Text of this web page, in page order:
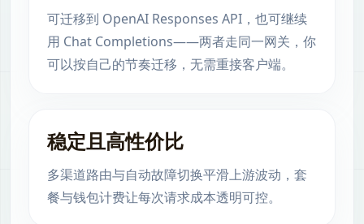
可迁移到 OpenAI Responses API，也可继续
用 Chat Completions——两者走同一网关，你
可以按自己的节奏迁移，无需重接客户端。
稳定且高性价比
多渠道路由与自动故障切换平滑上游波动，套
餐与钱包计费让每次请求成本透明可控。